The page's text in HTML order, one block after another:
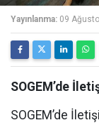
Yayınlanma: 09
SOGEM’de
SOGEM’de